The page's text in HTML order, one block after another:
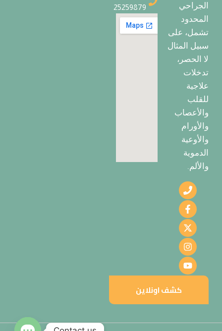
الجراحي
المحدود
تشمل، على
سبيل المثال
لا الحصر،
تدخلات
علاجية
للقلب
والأعصاب
والأورام
والأوعية
الدموية
والألم.
كشف اونلاين
25259879